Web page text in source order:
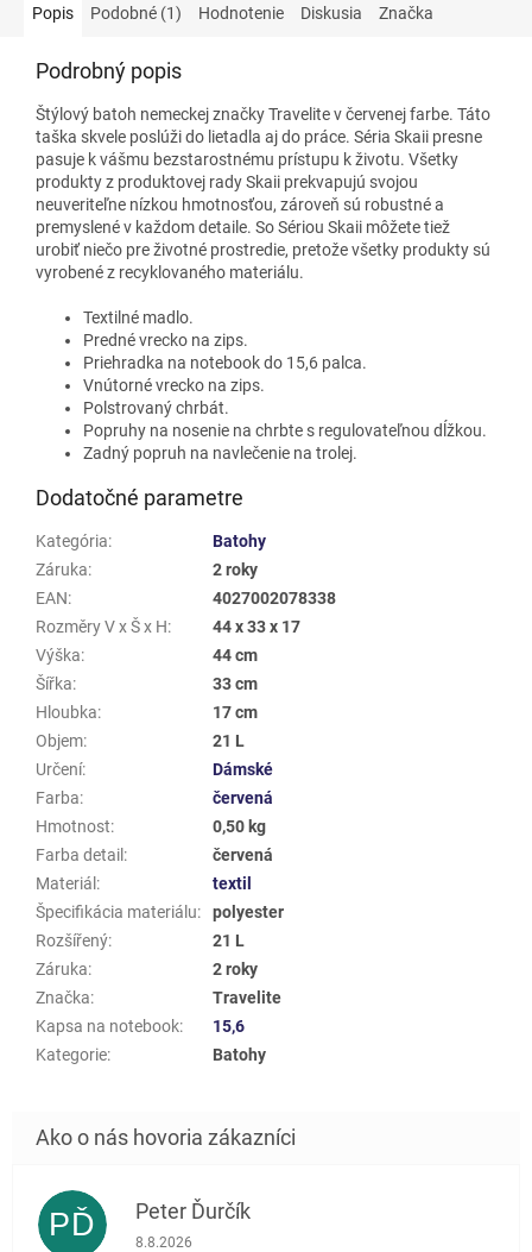
Popis Podobné (1) Hodnotenie Diskusia Značka
Podrobný popis
Štýlový batoh nemeckej značky Travelite v červenej farbe. Táto
taška skvele poslúži do lietadla aj do práce. Séria Skaii presne
pasuje k vášmu bezstarostnému prístupu k životu. Všetky
produkty z produktovej rady Skaii prekvapujú svojou
neuveriteľne nízkou hmotnosťou, zároveň sú robustné a
premyslené v každom detaile. So Sériou Skaii môžete tiež
urobiť niečo pre životné prostredie, pretože všetky produkty sú
vyrobené z recyklovaného materiálu.
Textilné madlo.
Predné vrecko na zips.
Priehradka na notebook do 15,6 palca.
Vnútorné vrecko na zips.
Polstrovaný chrbát.
Popruhy na nosenie na chrbte s regulovateľnou dĺžkou.
Zadný popruh na navlečenie na trolej.
Dodatočné parametre
Kategória:
Batohy
Záruka:
2 roky
EAN:
4027002078338
Rozměry V x Š x H:
44 x 33 x 17
Výška:
44 cm
Šířka:
33 cm
Hloubka:
17 cm
Objem:
21 L
Určení:
Dámské
Farba:
červená
Hmotnost:
0,50 kg
Farba detail :
červená
Materiál :
textil
Špecifikácia materiálu:
polyester
Rozšířený:
21 L
Záruka:
2 roky
Značka:
Travelite
Kapsa na notebook:
15,6
Kategorie: Batohy
PĎ Peter Ďurčík
Hodnotenie obchodu je 5 z 5 hviezdičiek.
8.8.2026